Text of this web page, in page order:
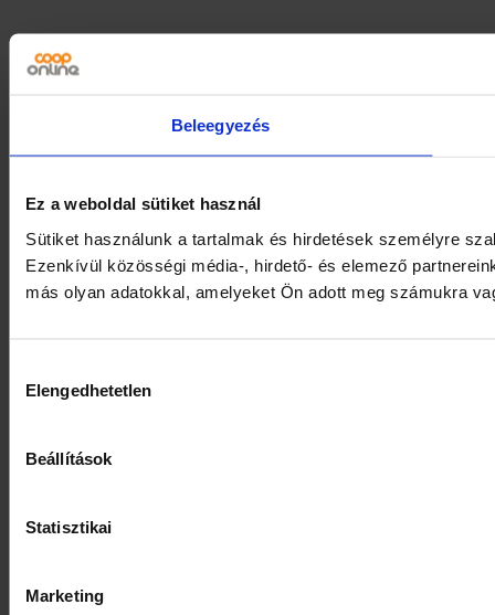
Beleegyezés
Ez a weboldal sütiket használ
Sütiket használunk a tartalmak és hirdetések személyre
Ezenkívül közösségi média-, hirdető- és elemező
más olyan adatokkal, amelyeket Ön adott meg számukra
kiválasztása
Elengedhetetlen
Beállítások
Statisztikai
Marketing